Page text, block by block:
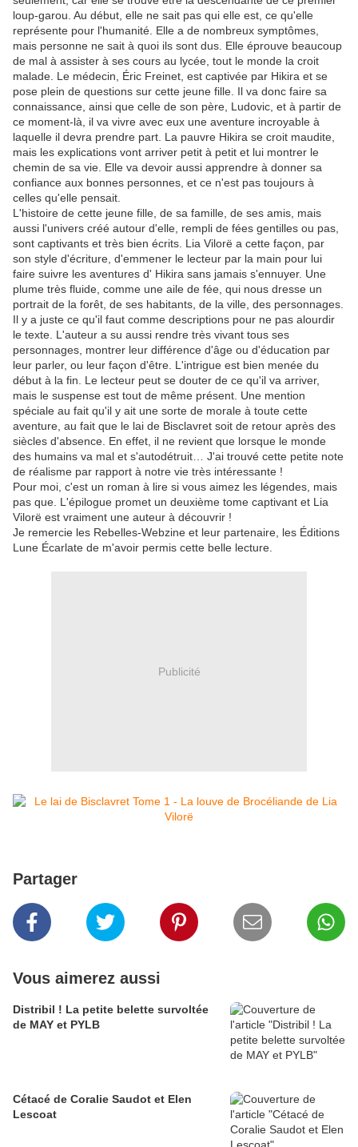
loup-garou. Au début, elle ne sait pas qui elle est, ce qu'elle
représente pour l'humanité. Elle a de nombreux symptômes,
mais personne ne sait à quoi ils sont dus. Elle éprouve beaucoup
de mal à assister à ses cours au lycée, tout le monde la croit
malade. Le médecin, Éric Freinet, est captivée par Hikira et se
pose plein de questions sur cette jeune fille. Il va donc faire sa
connaissance, ainsi que celle de son père, Ludovic, et à partir de
ce moment-là, il va vivre avec eux une aventure incroyable à
laquelle il devra prendre part. La pauvre Hikira se croit maudite,
mais les explications vont arriver petit à petit et lui montrer le
chemin de sa vie. Elle va devoir aussi apprendre à donner sa
confiance aux bonnes personnes, et ce n'est pas toujours à
celles qu'elle pensait.
L'histoire de cette jeune fille, de sa famille, de ses amis, mais
aussi l'univers créé autour d'elle, rempli de fées gentilles ou pas,
sont captivants et très bien écrits. Lia Vilorë a cette façon, par
son style d'écriture, d'emmener le lecteur par la main pour lui
faire suivre les aventures d' Hikira sans jamais s'ennuyer. Une
plume très fluide, comme une aile de fée, qui nous dresse un
portrait de la forêt, de ses habitants, de la ville, des personnages.
Il y a juste ce qu'il faut comme descriptions pour ne pas alourdir
le texte. L'auteur a su aussi rendre très vivant tous ses
personnages, montrer leur différence d'âge ou d'éducation par
leur parler, ou leur façon d'être. L'intrigue est bien menée du
début à la fin. Le lecteur peut se douter de ce qu'il va arriver,
mais le suspense est tout de même présent. Une mention
spéciale au fait qu'il y ait une sorte de morale à toute cette
aventure, au fait que le lai de Bisclavret soit de retour après des
siècles d'absence. En effet, il ne revient que lorsque le monde
des humains va mal et s'autodétruit… J'ai trouvé cette petite note
de réalisme par rapport à notre vie très intéressante !
Pour moi, c'est un roman à lire si vous aimez les légendes, mais
pas que. L'épilogue promet un deuxième tome captivant et Lia
Vilorë est vraiment une auteur à découvrir !
Je remercie les Rebelles-Webzine et leur partenaire, les Éditions
Lune Écarlate de m'avoir permis cette belle lecture.
Publicité
Partager
Vous aimerez aussi
Distribil ! La petite belette survoltée
de MAY et PYLB
Cétacé de Coralie Saudot et Elen
Lescoat